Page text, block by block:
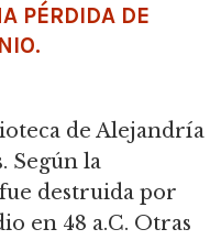
PÉRDIDA DE
de Alejandría
Según la
destruida por
en 48 a.C. Otras